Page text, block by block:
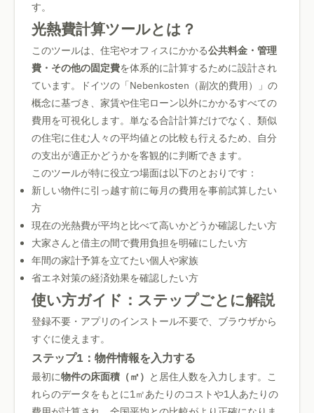
す。
光熱費計算ツールとは？
このツールは、住宅やオフィスにかかる公共料金・管理
費・その他の固定費を体系的に計算するために設計され
ています。ドイツの「Nebenkosten（副次的費用）」の
概念に基づき、家賃や住宅ローン以外にかかるすべての
費用を可視化します。単なる合計計算だけでなく、類似
の住宅に住む人々の平均値との比較も行えるため、自分
の支出が適正かどうかを客観的に判断できます。
このツールが特に役立つ場面は以下のとおりです：
新しい物件に引っ越す前に毎月の費用を事前試算したい
方
現在の光熱費が平均と比べて高いかどうか確認したい方
大家さんと借主の間で費用負担を明確にしたい方
年間の家計予算を立てたい個人や家族
省エネ対策の経済効果を確認したい方
使い方ガイド：ステップごとに解説
登録不要・アプリのインストール不要で、ブラウザから
すぐに使えます。
ステップ1：物件情報を入力する
最初に物件の床面積（㎡） と居住人数を入力します。こ
れらのデータをもとに1㎡あたりのコストや1人あたりの